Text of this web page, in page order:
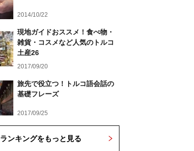
2014/10/22
現地ガイドおススメ！食べ物・
雑貨・コスメなど人気のトルコ
土産26
2017/09/20
旅先で役立つ！トルコ語会話の
基礎フレーズ
2017/09/25
ランキングをもっと見る